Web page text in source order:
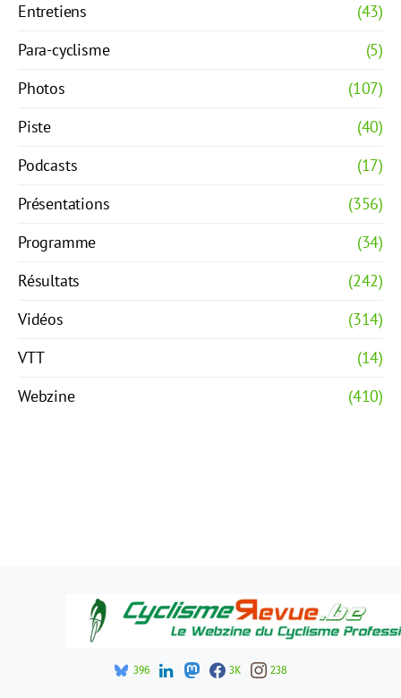
Entretiens
(43)
Para-cyclisme
(5)
Photos
(107)
Piste
(40)
Podcasts
(17)
Présentations
(356)
Programme
(34)
Résultats
(242)
Vidéos
(314)
VTT
(14)
Webzine
(410)
396 3K 238